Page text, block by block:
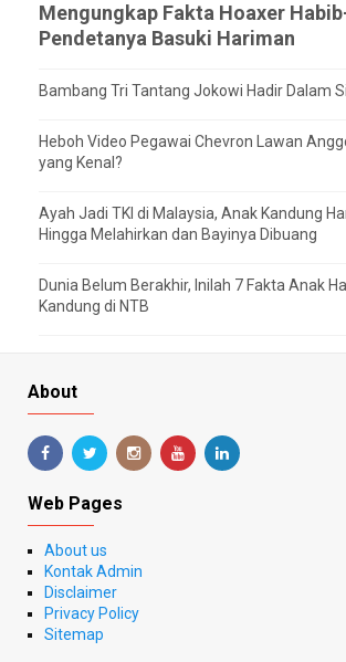
Mengungkap Fakta Hoaxer
Pendetanya Basuki Hariman
Bambang Tri Tantang Jokowi Hadir Dalam
Heboh Video Pegawai Chevron Lawan
yang Kenal?
Ayah Jadi TKI di Malaysia, Anak Kandung
Hingga Melahirkan dan Bayinya Dibuang
Dunia Belum Berakhir, Inilah 7 Fakta Anak
Kandung di NTB
About
Web Pages
About us
Kontak Admin
Disclaimer
Privacy Policy
Sitemap